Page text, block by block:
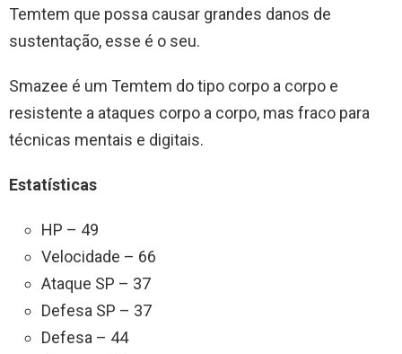
Temtem que possa causar grandes danos de
sustentação, esse é o seu.
Smazee é um Temtem do tipo corpo a corpo e
resistente a ataques corpo a corpo, mas fraco para
técnicas mentais e digitais.
Estatísticas
HP – 49
Velocidade – 66
Ataque SP – 37
Defesa SP – 37
Defesa – 44